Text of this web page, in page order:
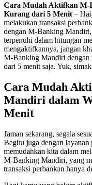
Cara Mudah Aktifkan M-
Kurang dari 5 Menit –
melakukan transaksi
dengan M-Banking
terpenuhi dalam hitungan
mengaktifkannya, jangan
M-Banking Mandiri dengan
dari 5 menit saja. Yuk,
Cara Mudah
Mandiri dalam
Menit
Jaman sekarang, segala
Begitu juga dengan layanan
memudahkan kita dalam
M-Banking Mandiri, yang
transaksi perbankan hanya